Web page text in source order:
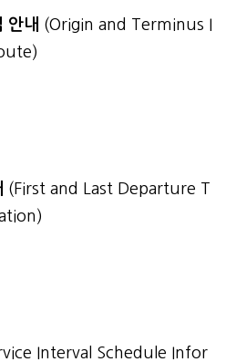
안내 (Origin and Terminus I
(First and Last Departure T
Interval Schedule Infor